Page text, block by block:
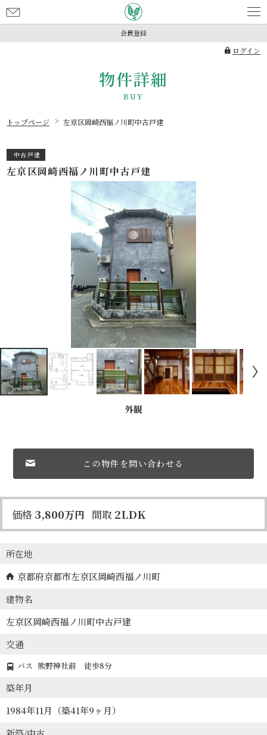
会員登録
ログイン
問
物件詳細
トップページ 左京区岡崎西福ノ川町中古戸建
中古戸建
左京区岡崎西福ノ川町中古戸建
外観
この物件を問い合わせる
価格 3,800万円 間取 2LDK
所在地
京都府京都市左京区岡崎西福ノ川町
建物名
左京区岡崎西福ノ川町中古戸建
交通
バス 熊野神社前 徒歩8分
築年月
1984年11月（築41年9ヶ月）